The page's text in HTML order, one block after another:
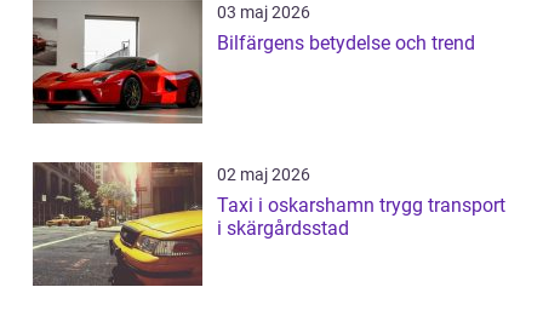
03 maj 2026
Bilfärgens betydelse och trend
02 maj 2026
Taxi i oskarshamn trygg transport
i skärgårdsstad